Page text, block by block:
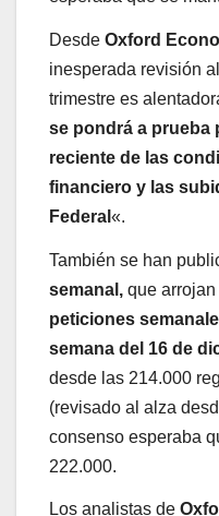
Desde Oxford
inesperada revisión
trimestre es
se pondrá a prueba
reciente de las
financiero y las
Federal «.
También se han
semanal, que arrojan
peticiones
semana del 16 de
desde las 214.000
(revisado al alza
consenso esperaba
222.000.
Los analistas de